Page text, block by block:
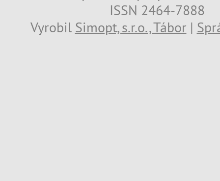
ISSN 2464-7888
Vyrobil Simopt, s.r.o., Tábor |